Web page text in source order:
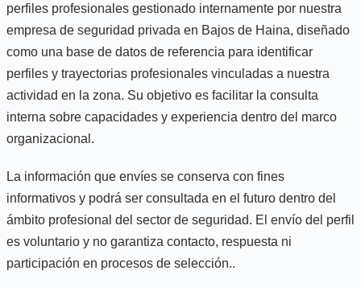
perfiles profesionales gestionado internamente por nuestra
empresa de seguridad privada en Bajos de Haina, diseñado
como una base de datos de referencia para identificar
perfiles y trayectorias profesionales vinculadas a nuestra
actividad en la zona. Su objetivo es facilitar la consulta
interna sobre capacidades y experiencia dentro del marco
organizacional.
La información que envíes se conserva con fines
informativos y podrá ser consultada en el futuro dentro del
ámbito profesional del sector de seguridad. El envío del perfil
es voluntario y no garantiza contacto, respuesta ni
participación en procesos de selección..